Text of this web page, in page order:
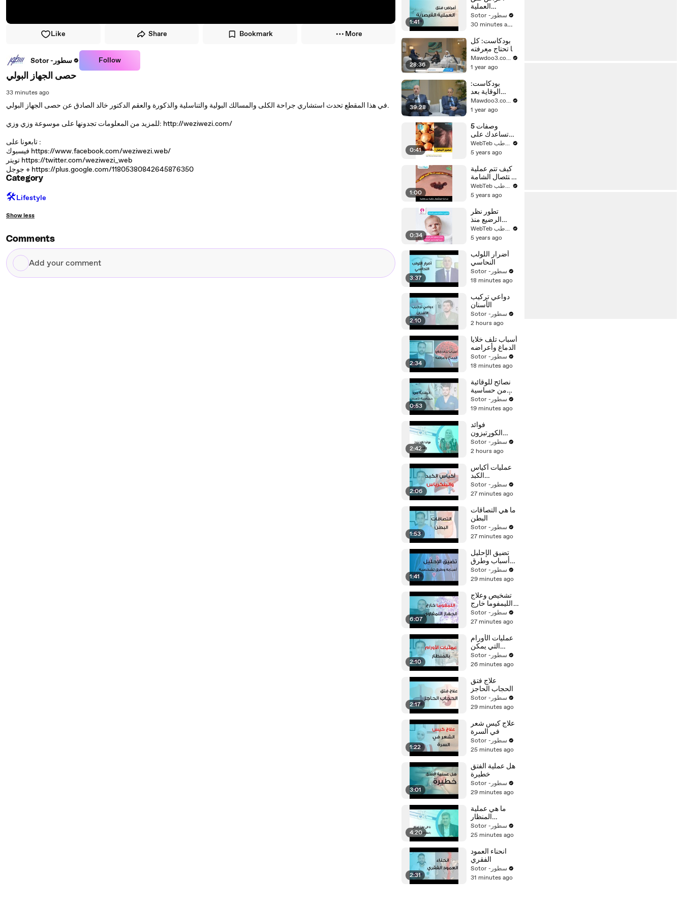
Like Share Bookmark More
Sotor -سطور Follow
حصى الجهاز البولي
33 minutes ago
في هذا المقطع تحدث استشاري جراحة الكلى والمسالك البولية والتناسلية والذكورة والعقم الدكتور خالد الصادق عن حصى الجهاز البولي.
للمزيد من المعلومات تجدونها على موسوعة وزي وزي: http://weziwezi.com/
تابعونا على :
فيسبوك https://www.facebook.com/weziwezi.web/
تويتر https://twitter.com/weziwezi_web
جوجل + https://plus.google.com/11805380842645876350
Category
🛠️Lifestyle
Show less
Comments
Add
your
1:41
العملية
القيصريةSotor -سطور
30 minutes ago
28:36
بودكاست: كل
ما تحتاج معرفته
عن أسرار
اللوكيميا
Mawdoo3.com
1 year ago
39:28
بودكاست:
الوقاية بعد
الشفاء من
سرطان الثدي
Mawdoo3.com
1 year ago
0:41
5 وصفات
تساعدك على
التخلص من
الثعلبة وتساقط
WebTeb ويب طب
5 years ago
1:00
كيف تتم عملية
استئصال الشامة
والخلية
السرطانية من
WebTeb ويب طب
5 years ago
0:34
تطور نظر
الرضيع منذ
الولادة حتى
السنة
WebTeb ويب طب
5 years ago
3:37
أضرار اللولب
النحاسي
Sotor -سطور
18 minutes ago
2:10
دواعي تركيب
الأسنان
Sotor -سطور
2 hours ago
2:34
أسباب تلف خلايا
الدماغ وأعراضه
Sotor -سطور
18 minutes ago
0:53
نصائح للوقائية
من حساسية
الأسنان والتهاب
اللثة
Sotor -سطور
19 minutes ago
2:42
فوائد
الكورتيزون
وأشكالهSotor -سطور
2 hours ago
2:06
عمليات أكياس
الكبد
والبنكرياس
Sotor -سطور
27 minutes ago
1:53
ما هي التصاقات
البطن
Sotor -سطور
27 minutes ago
1:41
تضيق الإحليل
أسباب وطرق
تشخيصهSotor -سطور
29 minutes ago
6:07
تشخيص وعلاج
الليمفوما خارج
الجهاز الليمفاوي
Sotor -سطور
27 minutes ago
2:10
عمليات الأورام
التي يمكن
إجراؤها بالمنظار
Sotor -سطور
26 minutes ago
2:17
علاج فتق
الحجاب الحاجز
Sotor -سطور
29 minutes ago
1:22
علاج كيس شعر
في السرة
Sotor -سطور
25 minutes ago
3:01
هل عملية الفتق
خطيرة
Sotor -سطور
29 minutes ago
4:20
ما هي عملية
المنظار
باستخدام
الكبسولة
Sotor -سطور
25 minutes ago
2:31
انحناء العمود
الفقري
Sotor -سطور
31 minutes ago